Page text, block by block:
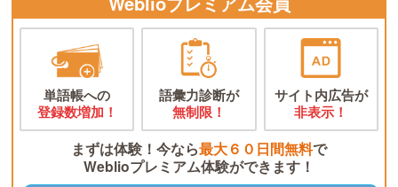
単語帳への
登録数増加！
語彙力診断が
無制限！
サイト内広告が
非表示！
まずは体験！今なら最大６０日間無料で
Weblioプレミアム体験ができます！